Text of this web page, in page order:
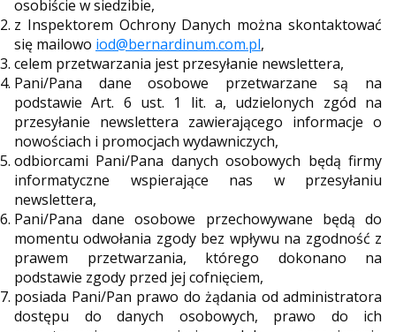
osobiście w siedzibie,
z Inspektorem Ochrony Danych można skontaktować
się mailowo iod@bernardinum.com.pl,
celem przetwarzania jest przesyłanie newslettera,
Pani/Pana dane osobowe przetwarzane są na
podstawie Art. 6 ust. 1 lit. a, udzielonych zgód na
przesyłanie newslettera zawierającego informacje o
nowościach i promocjach wydawniczych,
odbiorcami Pani/Pana danych osobowych będą firmy
informatyczne wspierające nas w przesyłaniu
newslettera,
Pani/Pana dane osobowe przechowywane będą do
momentu odwołania zgody bez wpływu na zgodność z
prawem przetwarzania, którego dokonano na
podstawie zgody przed jej cofnięciem,
posiada Pani/Pan prawo do żądania od administratora
dostępu do danych osobowych, prawo do ich